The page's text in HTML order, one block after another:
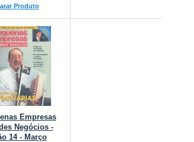
Produto
Empresas
Negócios -
14 - Março